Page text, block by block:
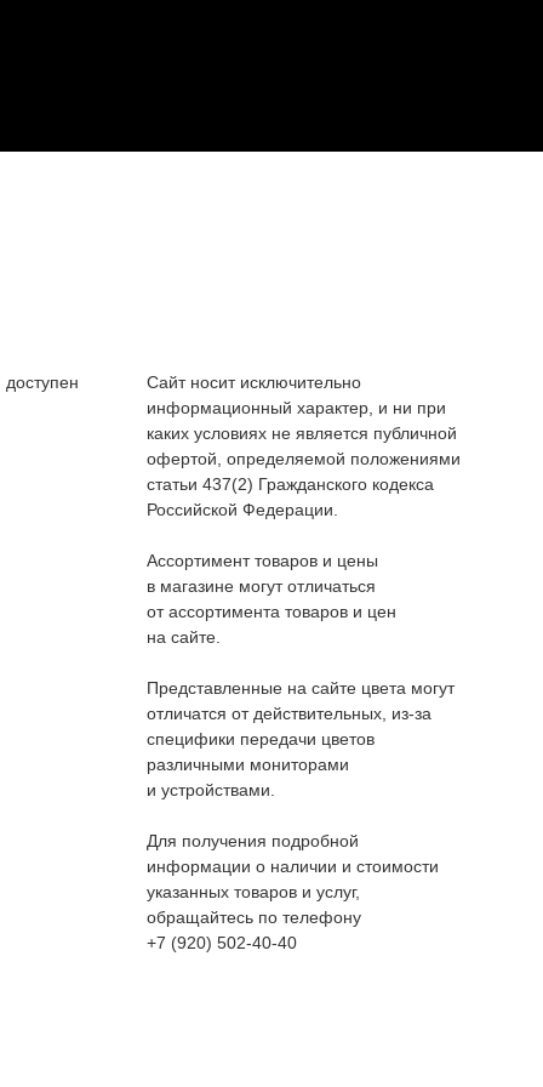
Сайт носит исключительно
информационный характер, и ни при
каких условиях не является публичной
офертой, определяемой положениями
статьи 437(2) Гражданского кодекса
Российской Федерации.
Ассортимент товаров и цены
в магазине могут отличаться
от ассортимента товаров и цен
на сайте.
Представленные на сайте цвета могут
отличатся от действительных, из-за
специфики передачи цветов
различными мониторами
и устройствами.
Для получения подробной
информации о наличии и стоимости
указанных товаров и услуг,
обращайтесь по телефону
+7 (920) 502-40-40